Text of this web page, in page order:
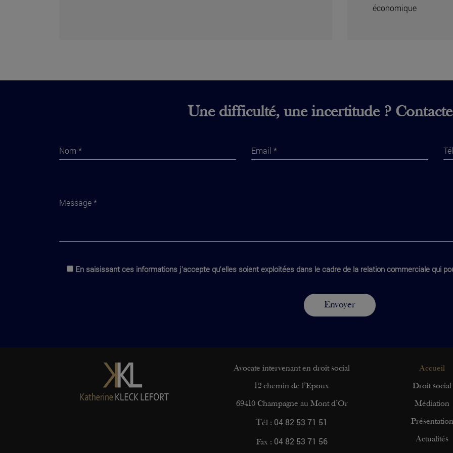
économique
Une difficulté, une incertitude ?
En saisissant ces informations j'accepte qu'elles soient exploitées dans le cadre de la relation commerciale qui
Avocate intervenant en droit social
12 chemin de l’Epoux
69410 Champagne au Mont d’Or
Tél : 04 82 53 71 51
Fax : 04 82 53 71 56
Accueil
Droit social
Médiation
Présentation
Actualités